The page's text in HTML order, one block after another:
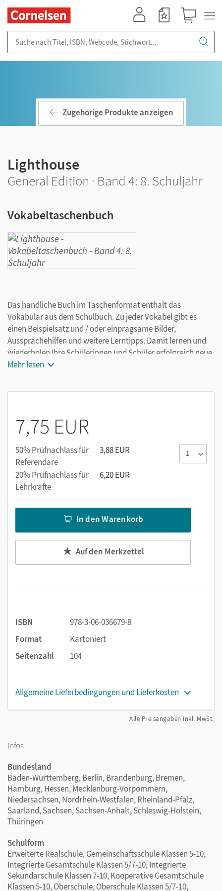
Zugehörige Produkte anzeigen
Lighthouse
General Edition · Band 4: 8. Schuljahr
Vokabeltaschenbuch
Das handliche Buch im Taschenformat enthält das
Vokabular aus dem Schulbuch. Zu jeder Vokabel gibt es
einen Beispielsatz und / oder einprägsame Bilder,
Aussprachehilfen und weitere Lerntipps. Damit lernen und
wiederholen Ihre Schülerinnen und Schüler erfolgreich neue
Wörter.
Mehr lesen
7,75 EUR
50% Prüfnachlass für
Referendare
3,88 EUR
20% Prüfnachlass für
Lehrkräfte
6,20 EUR
In den Warenkorb
Auf den Merkzettel
ISBN
978-3-06-036679-8
Format
Kartoniert
Seitenzahl
104
Allgemeine Lieferbedingungen und Lieferkosten
Alle Preisangaben inkl. MwSt.
Infos
Bundesland
Baden-Württemberg, Berlin, Brandenburg, Bremen,
Hamburg, Hessen, Mecklenburg-Vorpommern,
Niedersachsen, Nordrhein-Westfalen, Rheinland-Pfalz,
Saarland, Sachsen, Sachsen-Anhalt, Schleswig-Holstein,
Thüringen
Schulform
Erweiterte Realschule, Gemeinschaftsschule Klassen 5-10,
Integrierte Gesamtschule Klassen 5/7-10, Integrierte
Sekundarschule Klassen 7-10, Kooperative Gesamtschule
Klassen 5-10, Oberschule, Oberschule Klassen 5/7-10,